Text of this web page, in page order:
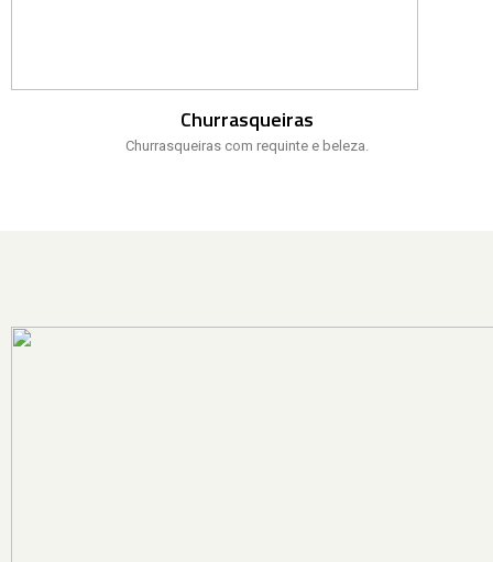
Churrasqueiras
Churrasqueiras com requinte e beleza.